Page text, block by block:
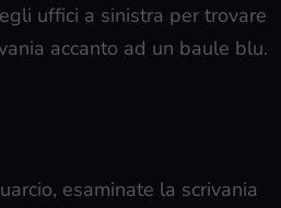
uffici a sinistra per trovare
accanto ad un baule blu.
esaminate la scrivania